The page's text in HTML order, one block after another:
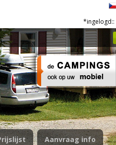
*ingelogd::
Aanvraag info